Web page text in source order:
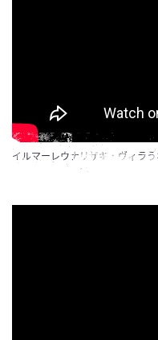
イルマーレウナリザキ・ヴィラ